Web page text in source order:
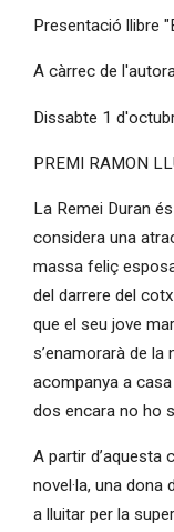
Presentació llibre
A càrrec de
Dissabte 1
PREMI RAMON
La Remei Duran
considera una
massa feliç
del darrere del
que el seu jove
s’enamorarà de la
acompanya a
dos encara no ho
A partir d’aquesta
novel·la, una
a lluitar per la